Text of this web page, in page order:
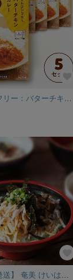
【グルテンフリー：バターチキンカレー】×5個セット